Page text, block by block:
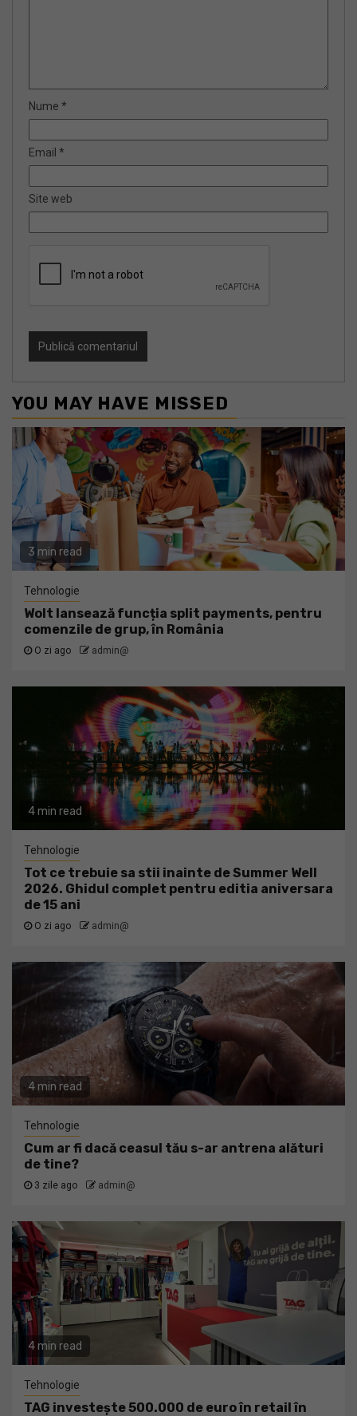
Nume *
Email *
Site web
YOU MAY HAVE MISSED
3 min read
Tehnologie
Wolt lansează funcția split payments, pentru
comenzile de grup, în România
O zi ago admin@
4 min read
Tehnologie
Tot ce trebuie sa stii inainte de Summer Well
2026. Ghidul complet pentru editia aniversara
de 15 ani
O zi ago admin@
4 min read
Tehnologie
Cum ar fi dacă ceasul tău s-ar antrena alături
de tine?
3 zile ago admin@
4 min read
Tehnologie
TAG investește 500.000 de euro în retail în